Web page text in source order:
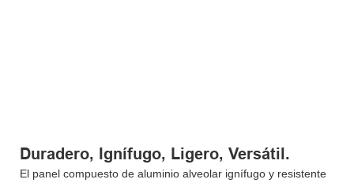
Duradero, Ignífugo, Ligero, Versátil.
El panel compuesto de aluminio alveolar ignífugo y resistente